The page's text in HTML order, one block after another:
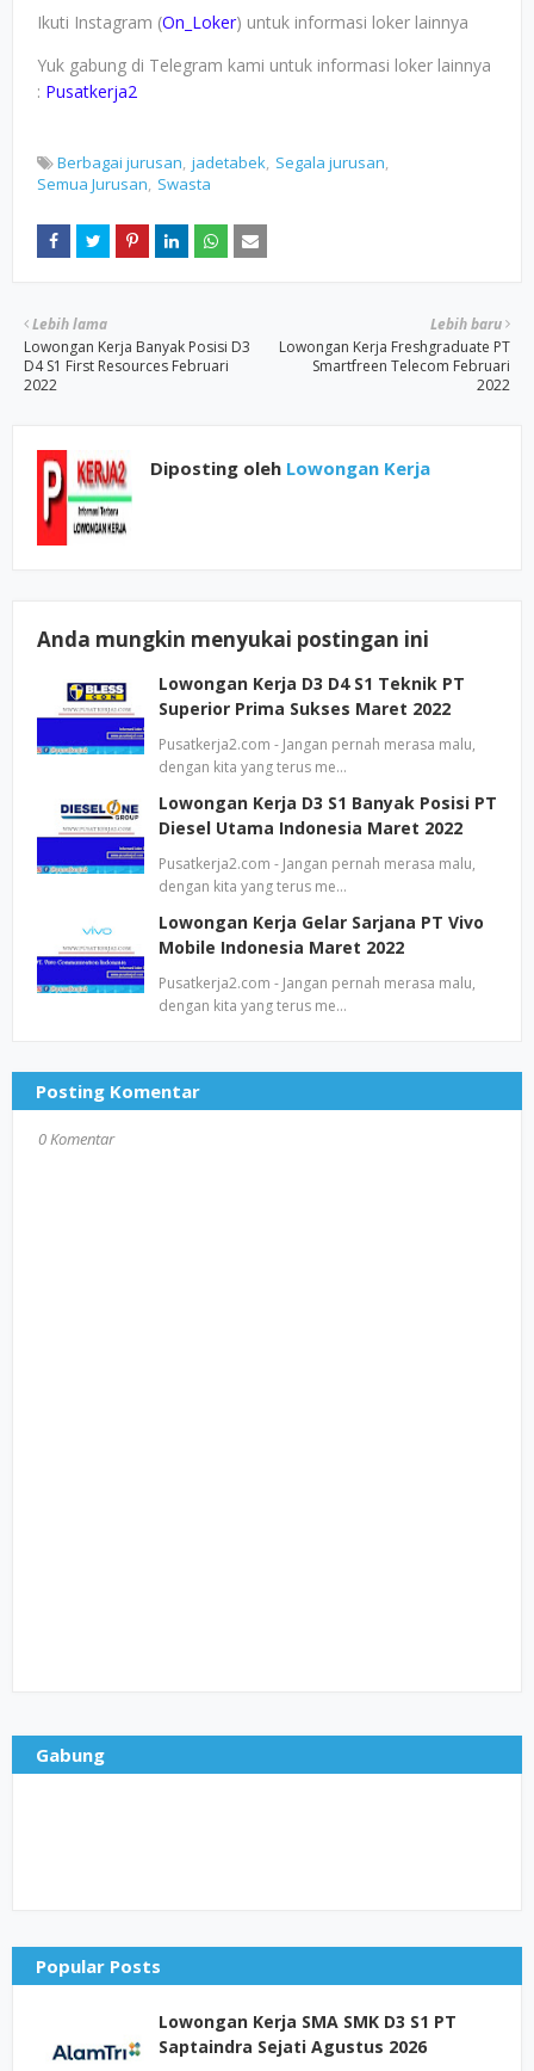
Ikuti Instagram (On_Loker) untuk informasi loker lainnya
Yuk gabung di Telegram kami untuk informasi loker lainnya
: Pusatkerja2
Berbagai jurusan jadetabek Segala jurusan
Semua Jurusan Swasta
Lebih baru
Lowongan Kerja Freshgraduate PT
Smartfreen Telecom Februari
2022
Lebih lama
Lowongan Kerja Banyak Posisi D3
D4 S1 First Resources Februari
2022
Diposting oleh Lowongan Kerja
Anda mungkin menyukai postingan ini
Lowongan Kerja D3 D4 S1 Teknik PT
Superior Prima Sukses Maret 2022
Pusatkerja2.com - Jangan pernah merasa malu,
dengan kita yang terus me…
Lowongan Kerja D3 S1 Banyak Posisi PT
Diesel Utama Indonesia Maret 2022
Pusatkerja2.com - Jangan pernah merasa malu,
dengan kita yang terus me…
Lowongan Kerja Gelar Sarjana PT Vivo
Mobile Indonesia Maret 2022
Pusatkerja2.com - Jangan pernah merasa malu,
dengan kita yang terus me…
Posting Komentar
0 Komentar
Gabung
Popular Posts
Lowongan Kerja SMA SMK D3 S1 PT
Saptaindra Sejati Agustus 2026